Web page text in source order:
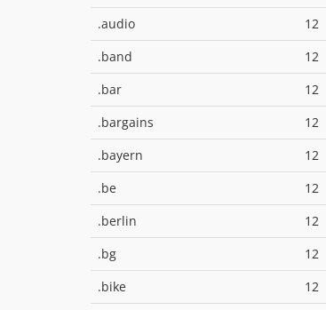
.audio 12
.band 12
.bar 12
.bargains 12
.bayern 12
.be 12
.berlin 12
.bg 12
.bike 12